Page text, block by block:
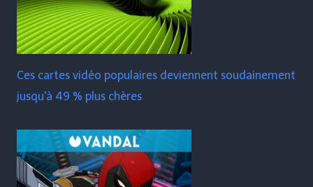
Ces cartes vidéo populaires deviennent soudainement
jusqu'à 49 % plus chères